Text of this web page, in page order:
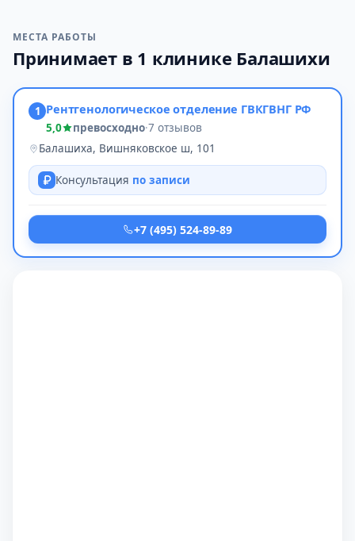
МЕСТА РАБОТЫ
Принимает в 1 клинике Балашихи
1 Рентгенологическое отделение ГВКГВНГ РФ
5,0 превосходно·7 отзывов
Балашиха, Вишняковское ш, 101
Консультация по записи
+7 (495) 524-89-89